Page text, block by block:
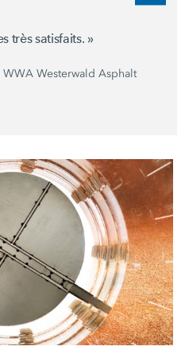
trèssatisfaits. »
Westerwald Asphalt